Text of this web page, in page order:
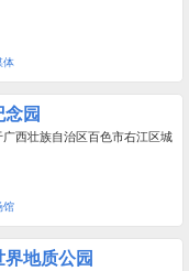
体
园
西壮族自治区百色市右江区城
馆
地质公园